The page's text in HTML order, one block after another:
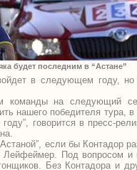
будет последним в “Астане”
в следующем году, но
команды на следующий
нашего победителя тура,
говорится в пресс-
если бы Контадор
Под вопросом и
Без Контадора и